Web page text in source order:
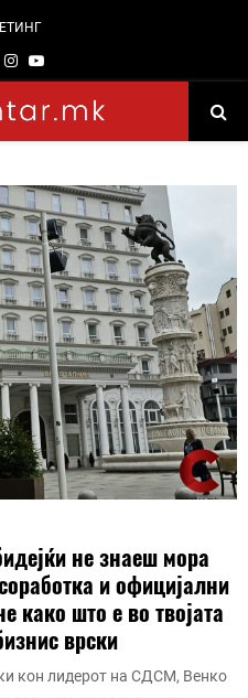
Instagram
Youtube
не знаеш мора
и официјални
како што е во твојата
врски
кон лидерот на СДСМ, Венко